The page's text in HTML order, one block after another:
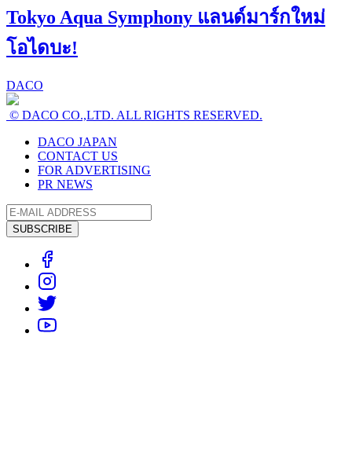
Tokyo Aqua Symphony แลนด์มาร์กใหม่
โอไดบะ!
DACO
© DACO CO.,LTD. ALL RIGHTS RESERVED.
DACO JAPAN
CONTACT US
FOR ADVERTISING
PR NEWS